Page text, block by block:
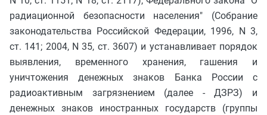
радиационной безопасности населения" (Собрание
законодательства Российской Федерации, 1996, N 3,
ст. 141; 2004, N 35, ст. 3607) и устанавливает порядок
выявления, временного хранения, гашения и
уничтожения денежных знаков Банка России с
радиоактивным загрязнением (далее - ДЗРЗ) и
денежных знаков иностранных государств (группы